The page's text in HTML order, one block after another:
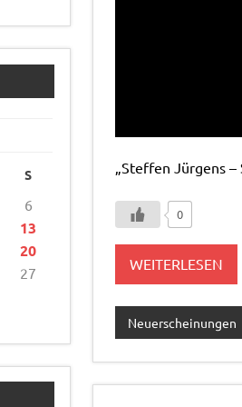
„Steffen Jürgens
0
WEITERLESEN
Neuerscheinungen
S
6
13
20
27